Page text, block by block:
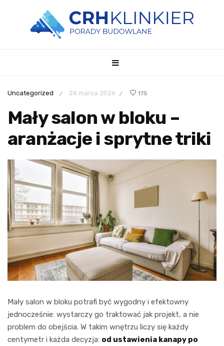
Uncategorized / 24 marca 2026 / 175
Mały salon w bloku –
aranżacje i sprytne triki
Mały salon w bloku potrafi być wygodny i efektowny
jednocześnie: wystarczy go traktować jak projekt, a nie
problem do obejścia. W takim wnętrzu liczy się każdy
centymetr i każda decyzja: od ustawienia kanapy po